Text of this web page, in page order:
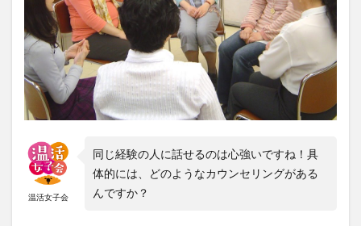
温活女子会
同じ経験の人に話せるのは心強いですね！具
体的には、どのようなカウンセリングがある
んですか？